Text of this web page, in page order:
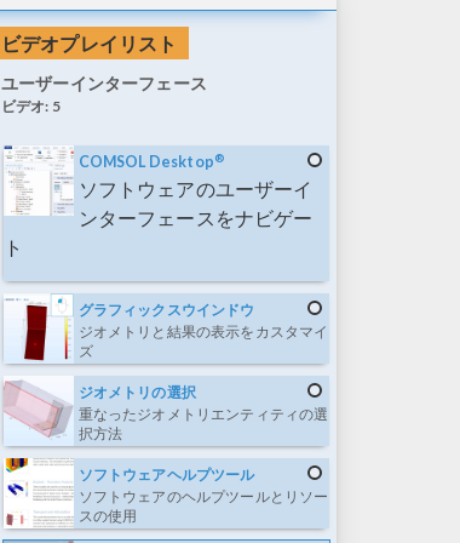
ビデオプレイリスト
ユーザーインターフェース
ビデオ: 5
COMSOL Desktop®
ソフトウェアのユーザーイ
ンターフェースをナビゲー
ト
グラフィックスウインドウ
ジオメトリと結果の表示をカスタマイ
ズ
ジオメトリの選択
重なったジオメトリエンティティの選
択方法
ソフトウェアヘルプツール
ソフトウェアのヘルプツールとリソー
スの使用